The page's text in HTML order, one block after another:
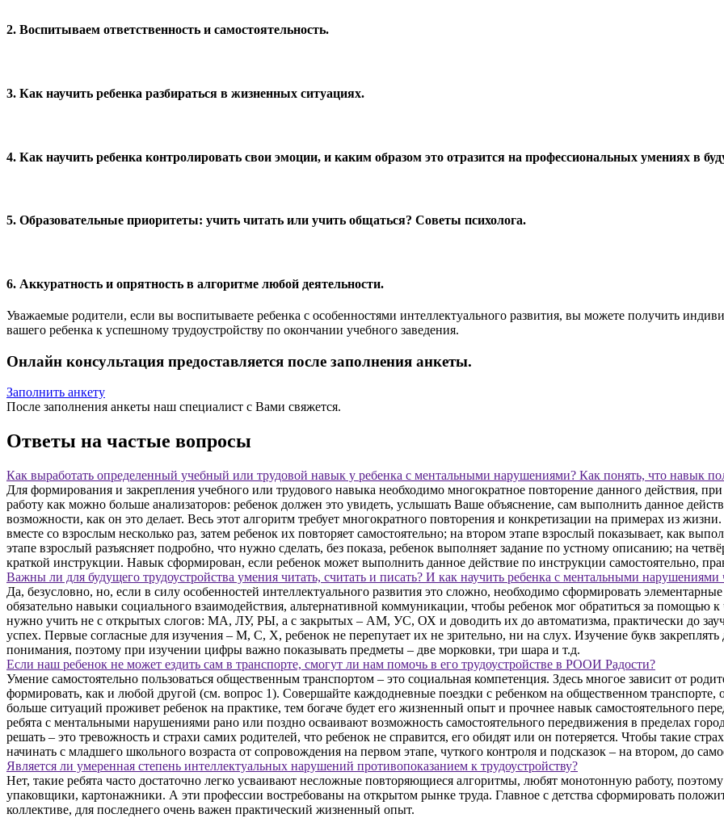
2. Воспитываем ответственность и самостоятельность.
3. Как научить ребенка разбираться в жизненных ситуациях.
4. Как научить ребенка контролировать свои эмоции, и каким образом это отразится на профессиональных умениях в
5. Образовательные приоритеты: учить читать или учить общаться? Советы психолога.
6. Аккуратность и опрятность в алгоритме любой деятельности.
Уважаемые родители, если вы воспитываете ребенка с особенностями интеллектуального развития, вы можете получить
вашего ребенка к успешному трудоустройству по окончании учебного заведения.
Онлайн консультация предоставляется после заполнения анкеты.
Заполнить анкету
После заполнения анкеты наш специалист с Вами свяжется.
Ответы на частые вопросы
Как выработать определенный учебный или трудовой навык у ребенка с ментальными нарушениями? Как понять, что навык
Для формирования и закрепления учебного или трудового навыка необходимо многократное повторение данного действия,
работу как можно больше анализаторов: ребенок должен это увидеть, услышать Ваше объяснение, сам выполнить данное
возможности, как он это делает. Весь этот алгоритм требует многократного повторения и конкретизации на примерах из
вместе со взрослым несколько раз, затем ребенок их повторяет самостоятельно; на втором этапе взрослый показывает, как
этапе взрослый разъясняет подробно, что нужно сделать, без показа, ребенок выполняет задание по устному описанию; на
краткой инструкции. Навык сформирован, если ребенок может выполнить данное действие по инструкции самостоятельно,
Важны ли для будущего трудоустройства умения читать, считать и писать? И как научить ребенка с ментальными
Да, безусловно, но, если в силу особенностей интеллектуального развития это сложно, необходимо сформировать
обязательно навыки социального взаимодействия, альтернативной коммуникации, чтобы ребенок мог обратиться за помощью к
нужно учить не с открытых слогов: МА, ЛУ, РЫ, а с закрытых – АМ, УС, ОХ и доводить их до автоматизма, практически до
успех. Первые согласные для изучения – М, С, Х, ребенок не перепутает их не зрительно, ни на слух. Изучение букв
понимания, поэтому при изучении цифры важно показывать предметы – две морковки, три шара и т.д.
Если наш ребенок не может ездить сам в транспорте, смогут ли нам помочь в его трудоустройстве в РООИ Радости?
Умение самостоятельно пользоваться общественным транспортом – это социальная компетенция. Здесь многое зависит от
формировать, как и любой другой (см. вопрос 1). Совершайте каждодневные поездки с ребенком на общественном
больше ситуаций проживет ребенок на практике, тем богаче будет его жизненный опыт и прочнее навык самостоятельного
ребята с ментальными нарушениями рано или поздно осваивают возможность самостоятельного передвижения в пределах
решать – это тревожность и страхи самих родителей, что ребенок не справится, его обидят или он потеряется. Чтобы такие
начинать с младшего школьного возраста от сопровождения на первом этапе, чуткого контроля и подсказок – на втором, до
Является ли умеренная степень интеллектуальных нарушений противопоказанием к трудоустройству?
Нет, такие ребята часто достаточно легко усваивают несложные повторяющиеся алгоритмы, любят монотонную работу,
упаковщики, картонажники. А эти профессии востребованы на открытом рынке труда. Главное с детства сформировать
коллективе, для последнего очень важен практический жизненный опыт.